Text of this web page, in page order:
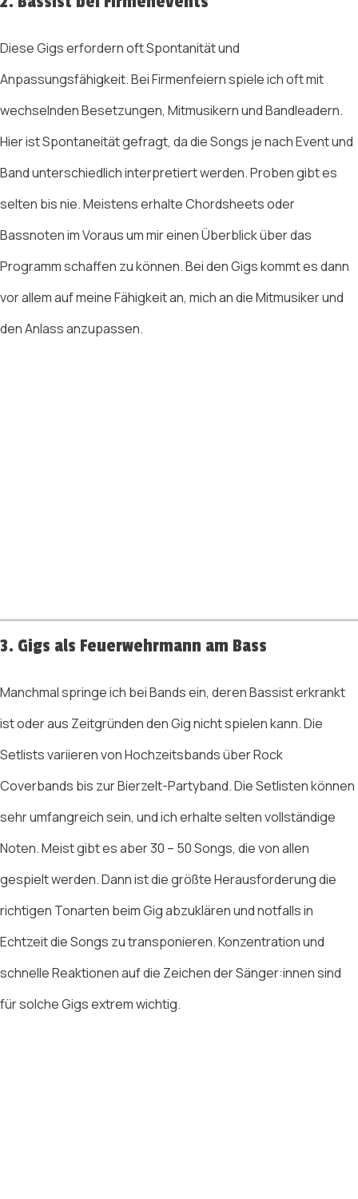
Diese Gigs erfordern oft Spontanität und
Anpassungsfähigkeit. Bei Firmenfeiern spiele ich oft mit
wechselnden Besetzungen, Mitmusikern und Bandleadern.
Hier ist Spontaneität gefragt, da die Songs je nach Event und
Band unterschiedlich interpretiert werden. Proben gibt es
selten bis nie. Meistens erhalte Chordsheets oder
Bassnoten im Voraus um mir einen Überblick über das
Programm schaffen zu können. Bei den Gigs kommt es dann
vor allem auf meine Fähigkeit an, mich an die Mitmusiker und
den Anlass anzupassen.
3. Gigs als Feuerwehrmann am Bass
Manchmal springe ich bei Bands ein, deren Bassist erkrankt
ist oder aus Zeitgründen den Gig nicht spielen kann. Die
Setlists variieren von Hochzeitsbands über Rock
Coverbands bis zur Bierzelt-Partyband. Die Setlisten können
sehr umfangreich sein, und ich erhalte selten vollständige
Noten. Meist gibt es aber 30 – 50 Songs, die von allen
gespielt werden. Dann ist die größte Herausforderung die
richtigen Tonarten beim Gig abzuklären und notfalls in
Echtzeit die Songs zu transponieren. Konzentration und
schnelle Reaktionen auf die Zeichen der Sänger:innen sind
für solche Gigs extrem wichtig.